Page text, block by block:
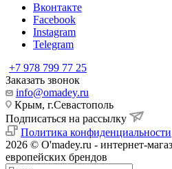
Вконтакте
Facebook
Instagram
Telegram
+7 978 799 77 25
Заказать звонок
info@omadey.ru
Крым, г.Севастополь
Подписаться на рассылку
Политика конфиденциальности
2026 © O'madey.ru - интернет-
европейских брендов